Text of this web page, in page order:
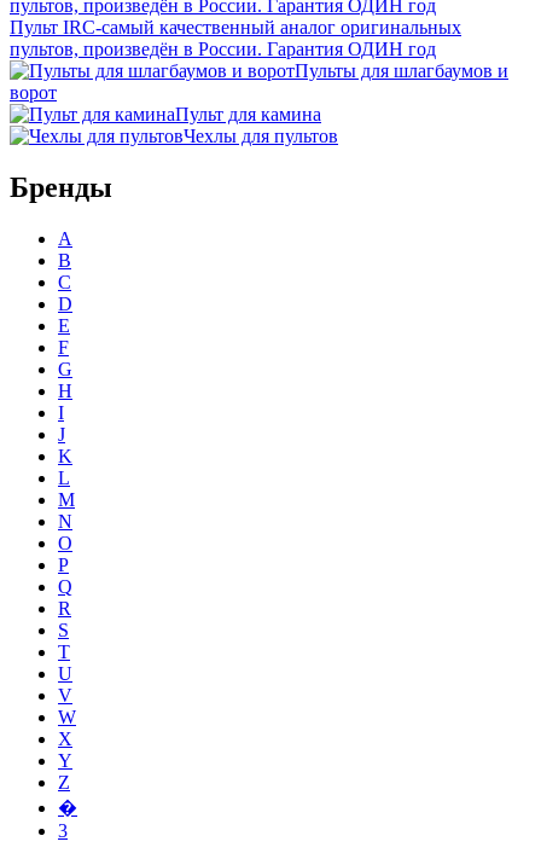
Пульт IRC-самый качественный аналог оригинальных
пультов, произведён в России. Гарантия ОДИН год
Пульты для шлагбаумов и
ворот
Пульт для камина
Чехлы для пультов
Бренды
A
B
C
D
E
F
G
H
I
J
K
L
M
N
O
P
Q
R
S
T
U
V
W
X
Y
Z
�
3